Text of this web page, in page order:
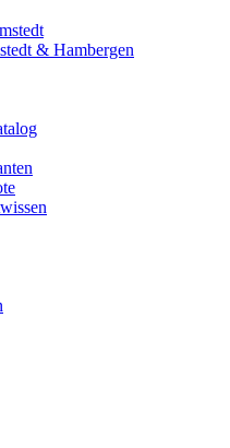
& Hambergen